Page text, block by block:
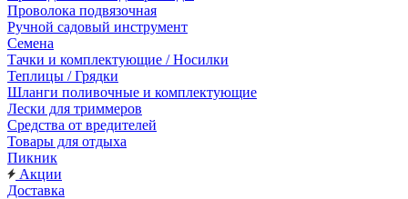
Проволока подвязочная
Ручной садовый инструмент
Семена
Тачки и комплектующие / Носилки
Теплицы / Грядки
Шланги поливочные и комплектующие
Лески для триммеров
Средства от вредителей
Товары для отдыха
Пикник
Акции
Доставка